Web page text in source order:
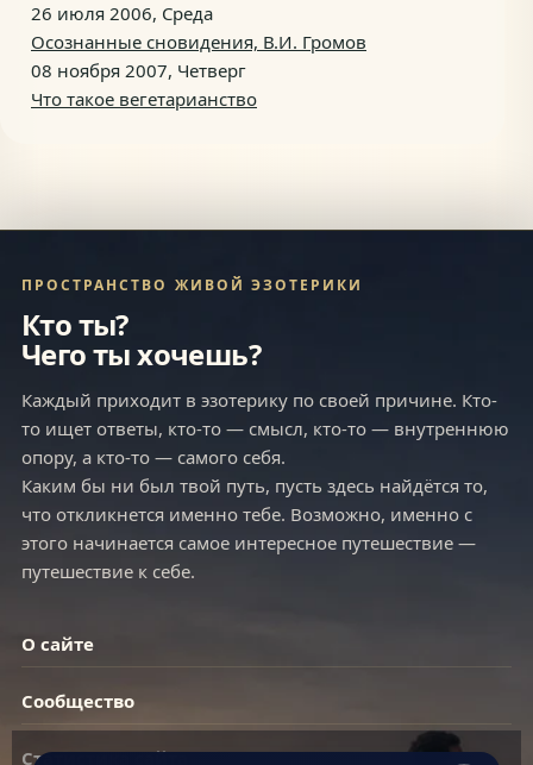
26 июля 2006, Среда
Осознанные сновидения, В.И. Громов
08 ноября 2007, Четверг
Что такое вегетарианство
ПРОСТРАНСТВО ЖИВОЙ ЭЗОТЕРИКИ
Кто ты?
Чего ты хочешь?
Каждый приходит в эзотерику по своей причине. Кто-
то ищет ответы, кто-то — смысл, кто-то — внутреннюю
опору, а кто-то — самого себя.
Каким бы ни был твой путь, пусть здесь найдётся то,
что откликнется именно тебе. Возможно, именно с
этого начинается самое интересное путешествие —
путешествие к себе.
О сайте
Сообщество
Статистика сайта